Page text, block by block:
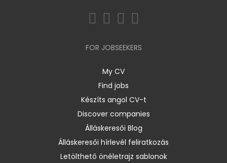
FOR JOBSEEKERS
My CV
Find jobs
Készíts angol CV-t
Discover companies
Álláskeresői Blog
Álláskeresői hírlevél feliratkozás
Letölthető önéletrajz sablonok